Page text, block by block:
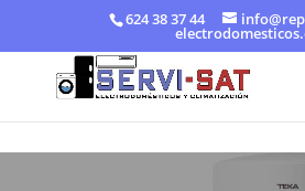
624 38 37 44